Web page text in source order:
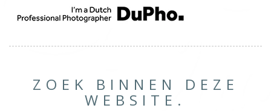
ZOEK BINNEN DEZE
WEBSITE.